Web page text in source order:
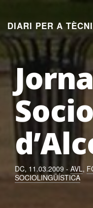
contingut
DIARI PER A
DC, 11.03.2009 - AVL,
SOCIOLINGÜÍSTICA